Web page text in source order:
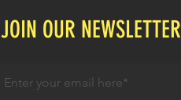
JOIN OUR NEWSLETTER